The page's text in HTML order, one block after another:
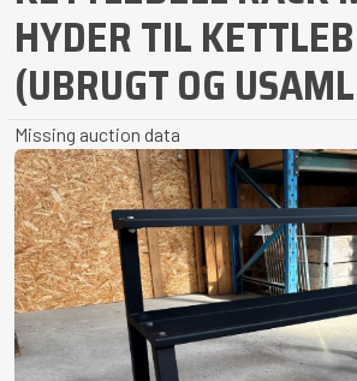
HYDER TIL
(UBRUGT OG
Missing auction data